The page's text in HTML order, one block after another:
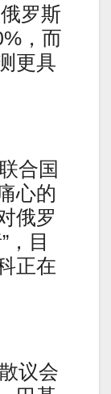
罗斯
，而
更具
合国
心的
俄罗
，目
正在
议会